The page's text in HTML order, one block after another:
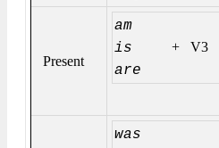
Present
am
is + V3
are
was